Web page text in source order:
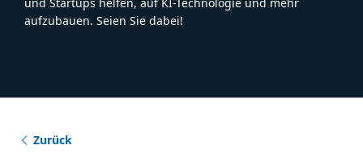
aufzubauen. Seien Sie dabei!
Zurück